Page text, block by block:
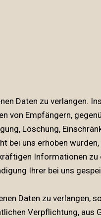
Daten zu verlangen.
von Empfängern,
Löschung,
bei uns erhoben
Informationen zu
Ihrer bei uns
Daten zu verlangen,
Verpflichtung,